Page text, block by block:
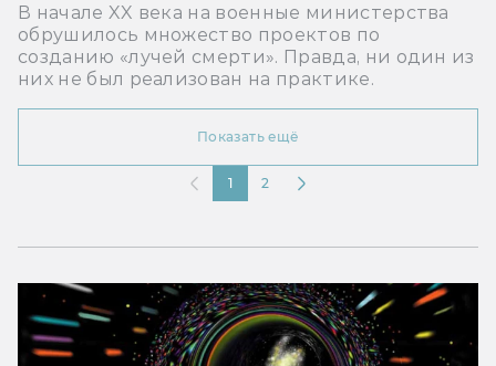
В начале XX века на военные министерства
обрушилось множество проектов по
созданию «лучей смерти». Правда, ни один из
них не был реализован на практике.
Показать ещё
1 2